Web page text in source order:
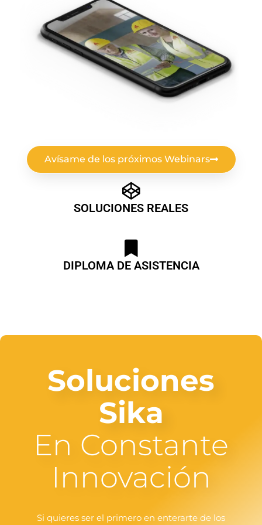
Avísame de los próximos Webinars
SOLUCIONES REALES
DIPLOMA DE ASISTENCIA
Soluciones
Sika
En Constante
Innovación
Si quieres ser el primero en enterarte de los